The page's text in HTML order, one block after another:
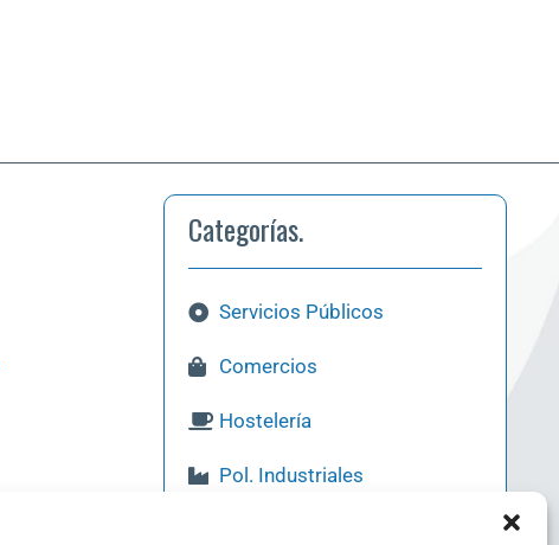
Categorías.
Servicios Públicos
Comercios
Hostelería
Pol. Industriales